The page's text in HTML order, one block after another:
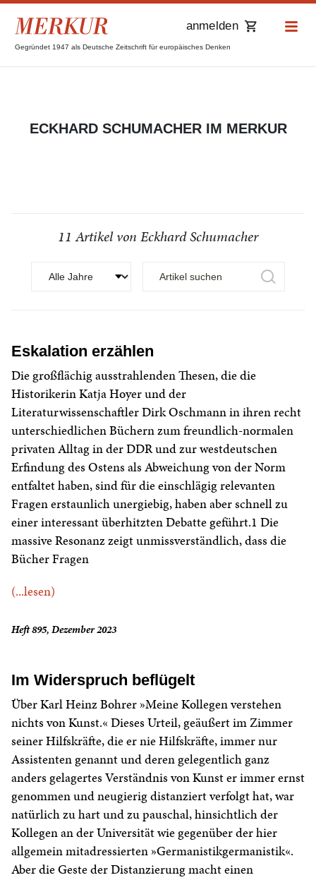
Gegründet 1947 als Deutsche Zeitschrift für europäisches Denken
anmelden
ECKHARD SCHUMACHER IM MERKUR
11 Artikel von Eckhard Schumacher
Eskalation erzählen
Die großflächig ausstrahlenden Thesen, die die
Historikerin Katja Hoyer und der
Literaturwissenschaftler Dirk Oschmann in ihren recht
unterschiedlichen Büchern zum freundlich-normalen
privaten Alltag in der DDR und zur westdeutschen
Erfindung des Ostens als Abweichung von der Norm
entfaltet haben, sind für die einschlägig relevanten
Fragen erstaunlich unergiebig, haben aber schnell zu
einer interessant überhitzten Debatte geführt.1 Die
massive Resonanz zeigt unmissverständlich, dass die
Bücher Fragen
(...lesen)
Heft 895, Dezember 2023
Im Widerspruch beflügelt
Über Karl Heinz Bohrer »Meine Kollegen verstehen
nichts von Kunst.« Dieses Urteil, geäußert im Zimmer
seiner Hilfskräfte, die er nie Hilfskräfte, immer nur
Assistenten genannt und deren gelegentlich ganz
anders gelagertes Verständnis von Kunst er immer ernst
genommen und neugierig distanziert verfolgt hat, war
natürlich zu hart und zu pauschal, hinsichtlich der
Kollegen an der Universität wie gegenüber der hier
allgemein mitadressierten »Germanistikgermanistik«.
Aber die Geste der Distanzierung macht einen